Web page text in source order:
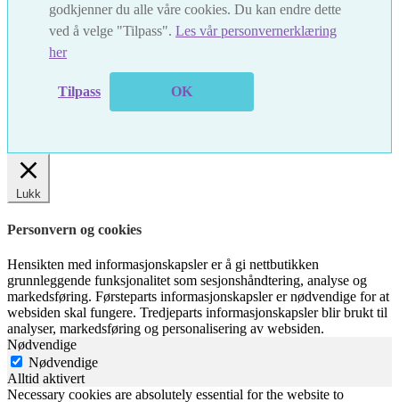
godkjenner du alle våre cookies. Du kan endre dette
ved å velge "Tilpass". Les vår personvernerklæring
her
Tilpass OK
Lukk
Personvern og cookies
Hensikten med informasjonskapsler er å gi nettbutikken
grunnleggende funksjonalitet som sesjonshåndtering, analyse og
markedsføring. Førsteparts informasjonskapsler er nødvendige for at
websiden skal fungere. Tredjeparts informasjonskapsler blir brukt til
analyser, markedsføring og personalisering av websiden.
Nødvendige
Nødvendige
Alltid aktivert
Necessary cookies are absolutely essential for the website to